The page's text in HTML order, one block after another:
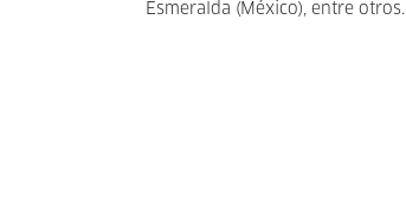
Esmeralda (México), entre otros.